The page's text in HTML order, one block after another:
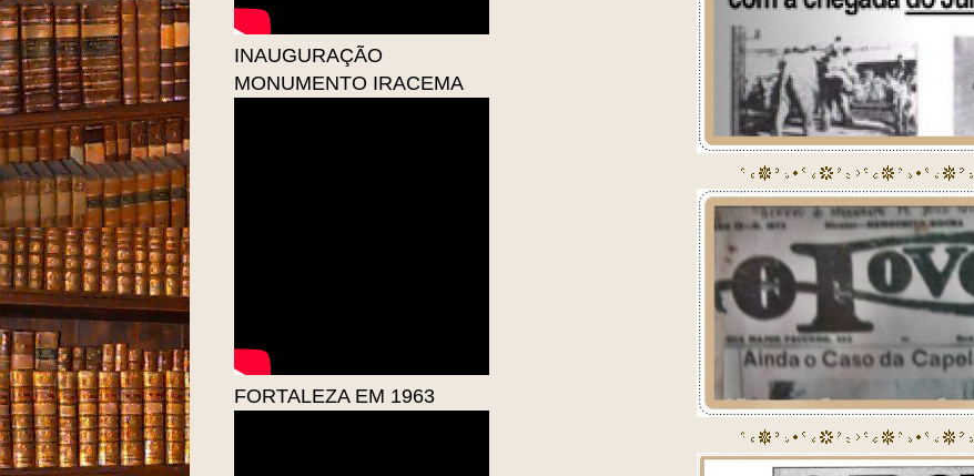
INAUGURAÇÃO
MONUMENTO IRACEMA
FORTALEZA EM 1963